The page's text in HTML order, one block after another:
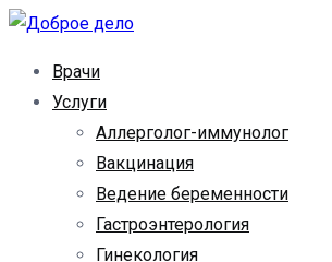
Перейти
содержимому
Доброе дело
Семейная клиника
Врачи
Услуги
Аллерголог-иммунолог
Вакцинация
Ведение беременности
Гастроэнтерология
Гинекология